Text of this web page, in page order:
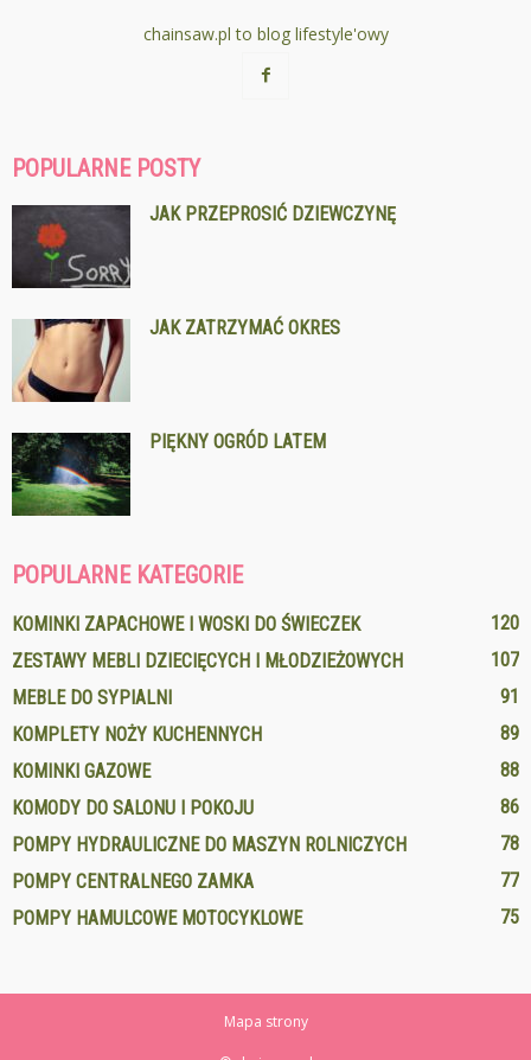
chainsaw.pl to blog lifestyle'owy
POPULARNE POSTY
JAK PRZEPROSIĆ DZIEWCZYNĘ
JAK ZATRZYMAĆ OKRES
PIĘKNY OGRÓD LATEM
POPULARNE KATEGORIE
KOMINKI ZAPACHOWE I WOSKI DO ŚWIECZEK
120
ZESTAWY MEBLI DZIECIĘCYCH I MŁODZIEŻOWYCH
107
MEBLE DO SYPIALNI
91
KOMPLETY NOŻY KUCHENNYCH
89
KOMINKI GAZOWE
88
KOMODY DO SALONU I POKOJU
86
POMPY HYDRAULICZNE DO MASZYN ROLNICZYCH
78
POMPY CENTRALNEGO ZAMKA
77
POMPY HAMULCOWE MOTOCYKLOWE
75
Mapa strony